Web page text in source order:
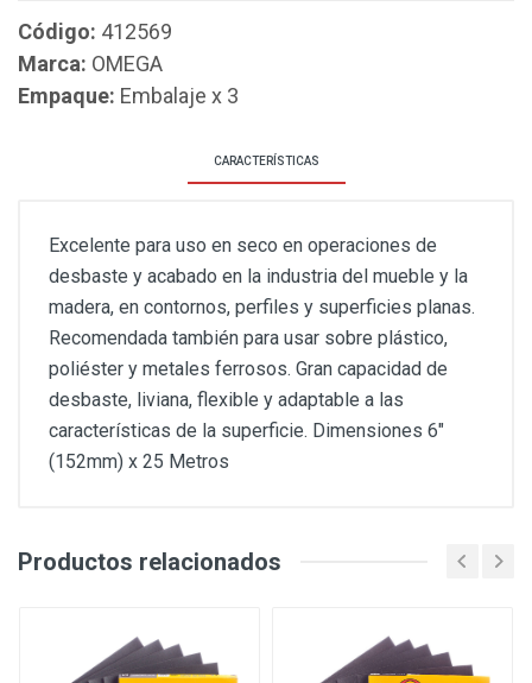
Código: 412569
Marca: OMEGA
Empaque: Embalaje x 3
CARACTERÍSTICAS
Excelente para uso en seco en operaciones de
desbaste y acabado en la industria del mueble y la
madera, en contornos, perfiles y superficies planas.
Recomendada también para usar sobre plástico,
poliéster y metales ferrosos. Gran capacidad de
desbaste, liviana, flexible y adaptable a las
características de la superficie. Dimensiones 6"
(152mm) x 25 Metros
Productos relacionados